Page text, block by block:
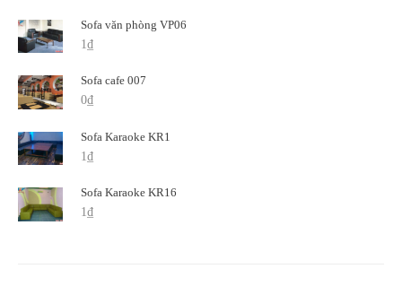
Sofa văn phòng VP06
1₫
Sofa cafe 007
0₫
Sofa Karaoke KR1
1₫
Sofa Karaoke KR16
1₫